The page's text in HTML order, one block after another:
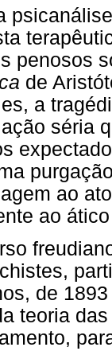
penosos
de
a
séria
ao
ao
de
teoria